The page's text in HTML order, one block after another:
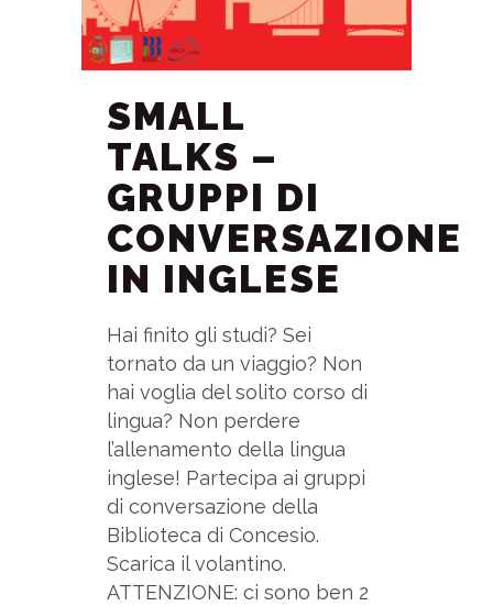
SMALL
TALKS –
GRUPPI DI
CONVERSAZIONE
IN INGLESE
Hai finito gli studi? Sei
tornato da un viaggio? Non
hai voglia del solito corso di
lingua? Non perdere
l’allenamento della lingua
inglese! Partecipa ai gruppi
di conversazione della
Biblioteca di Concesio.
Scarica il volantino.
ATTENZIONE: ci sono ben 2